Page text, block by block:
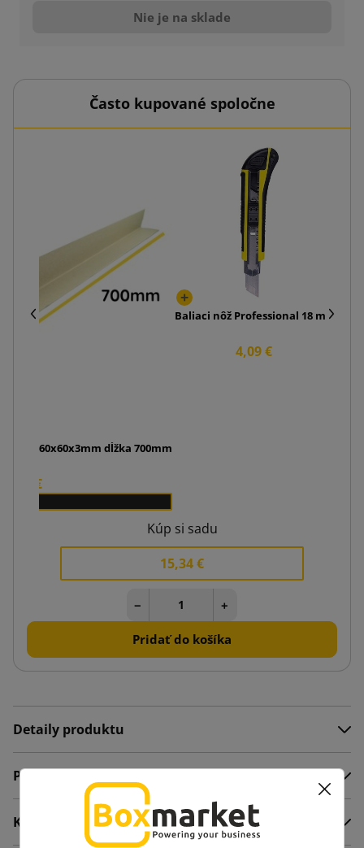
Nie je na sklade
Často kupované spoločne
V 60x60x3mm dĺžka 700mm
9,50 €
Baliaci nôž Professional 18 mm
4,09 €
Kúp si sadu
15,34 €
− +
Pridať do košíka
Detaily produktu
Popis
Komentáre